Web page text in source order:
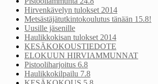
Hirvenkävelyn tulokset 2014
Metsästäjätutkintokoulutus tänään 15.8!
Uusille jäsenille
Haulikkokisan tulokset 2014
KESÄKOKOUSTIEDOTE
ELOKUUN HIRVIAMMUNNAT
Pistooliharjoitus 6.8
Haulikkokilpailu 7.8